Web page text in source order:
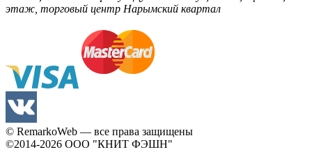
этаж, торговый центр Нарымский квартал
© RemarkoWeb — все права защищены
©2014-2026 ООО "КНИТ ФЭШН"